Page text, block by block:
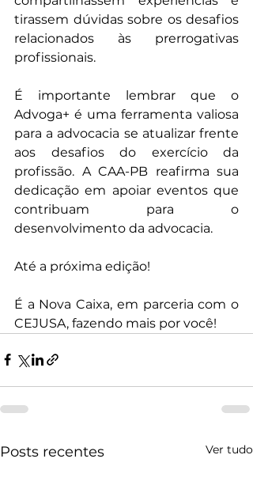
tirassem dúvidas sobre os desafios
relacionados às prerrogativas
profissionais.
É importante lembrar que o
Advoga+ é uma ferramenta valiosa
para a advocacia se atualizar frente
aos desafios do exercício da
profissão. A CAA-PB reafirma sua
dedicação em apoiar eventos que
contribuam para o
desenvolvimento da advocacia.
Até a próxima edição!
É a Nova Caixa, em parceria com o
CEJUSA, fazendo mais por você!
Posts recentes Ver tudo